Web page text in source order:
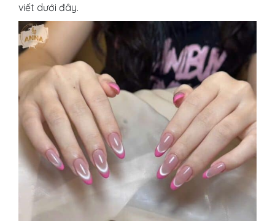
viết dưới đây.